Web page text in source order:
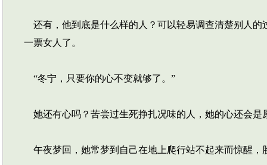
还有，他到底是什么样的人？可以轻易调查清楚别人的
一票女人了。
“冬宁，只要你的心不变就够了。”
她还有心吗？苦尝过生死挣扎况味的人，她的心还会是
午夜梦回，她常梦到自己在地上爬行站不起来而惊醒，